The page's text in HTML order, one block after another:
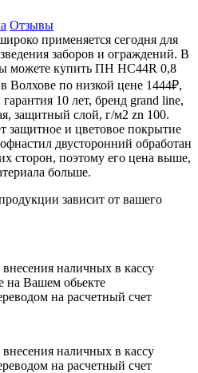
Отзывы
применяется сегодня для
заборов и ограждений. В
можете купить ПН HC44R 0,8
Волхове по низкой цене 1444₽,
10 лет, бренд grand line,
защитный слой, г/м2 zn 100.
защитное и цветовое покрытие
двусторонний обработан
сторон, поэтому его цена выше,
больше.
зависит от вашего
наличных в кассу
на Вашем обьекте
на расчетный счет
наличных в кассу
на расчетный счет